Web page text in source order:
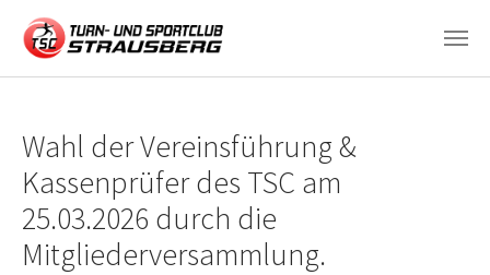
Wahl der Vereinsführung &
Kassenprüfer des TSC am
25.03.2026 durch die
Mitgliederversammlung.